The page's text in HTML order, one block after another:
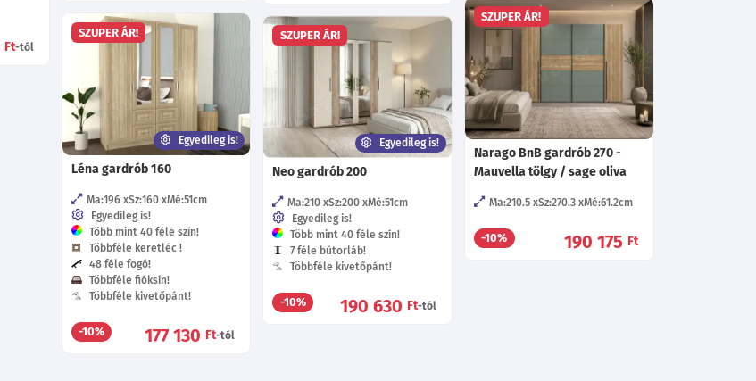
Ft-tól
SZUPER ÁR!
Narago BnB gardrób 270 -
Mauvella tölgy / sage oliva
Ma:210.5 Sz:270.3 Mé:61.2cm
-10% 190 175 Ft
SZUPER ÁR!
Egyedileg is!
Léna gardrób 160
Ma:196 Sz:160 Mé:51cm
Egyedileg is!
Több mint 40 féle szín!
Többféle keretléc !
48 féle fogó!
Többféle fióksín!
Többféle kivetőpánt!
-10% 177 130 Ft-tól
SZUPER ÁR!
Egyedileg is!
Neo gardrób 200
Ma:210 Sz:200 Mé:51cm
Egyedileg is!
Több mint 40 féle szín!
7 féle bútorláb!
Többféle kivetőpánt!
-10% 190 630 Ft-tól